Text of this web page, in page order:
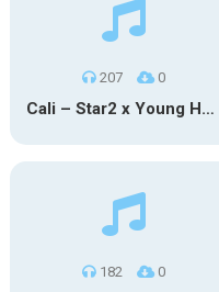
207 0
Cali – Star2 x Young Henny
182 0